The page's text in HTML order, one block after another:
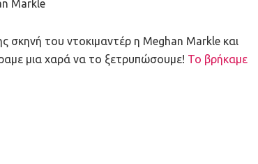
σκηνή του ντοκιμαντέρ η Meghan Markle και
μια χαρά να το ξετρυπώσουμε! Το βρήκαμε